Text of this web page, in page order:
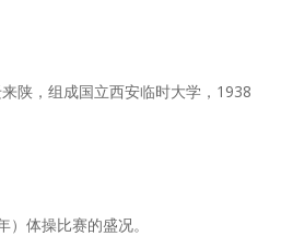
陕，组成国立西安临时大学，1938
体操比赛的盛况。